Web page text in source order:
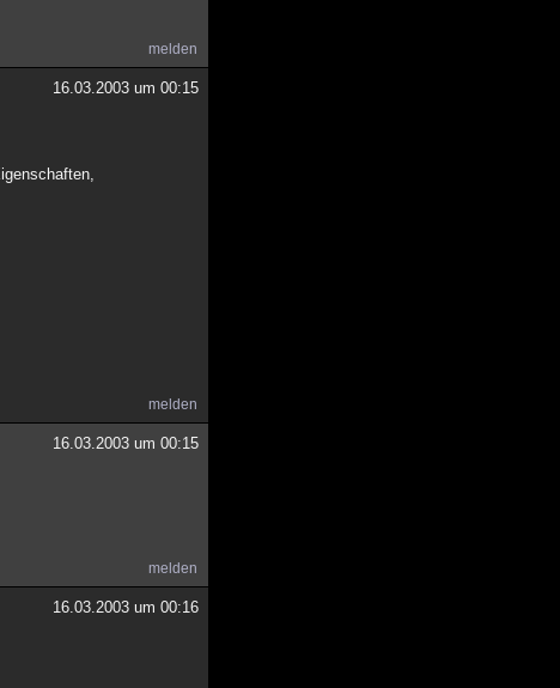
melden
16.03.2003 um 00:15
melden
16.03.2003 um 00:15
melden
16.03.2003 um 00:16